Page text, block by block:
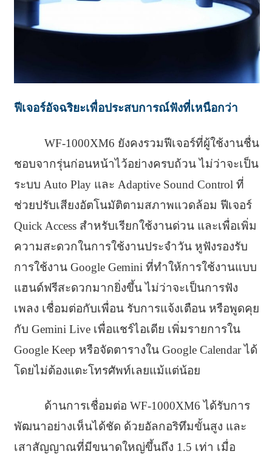
ฟีเจอร์อัจฉริยะเพื่อประสบการณ์ฟังที่เหนือกว่า
WF-1000XM6 ยังคงรวมฟีเจอร์ที่ผู้ใช้งานชื่น
ชอบจากรุ่นก่อนหน้าไว้อย่างครบถ้วน ไม่ว่าจะเป็น
ระบบ Auto Play และ Adaptive Sound Control ที่
ช่วยปรับเสียงอัตโนมัติตามสภาพแวดล้อม ฟีเจอร์
Quick Access สำหรับเรียกใช้งานด่วน และเพื่อเพิ่ม
ความสะดวกในการใช้งานประจำวัน หูฟังรองรับ
การใช้งาน Google Gemini ที่ทำให้การใช้งานแบบ
แฮนด์ฟรีสะดวกมากยิ่งขึ้น ไม่ว่าจะเป็นการฟัง
เพลง เชื่อมต่อกับเพื่อน รับการแจ้งเตือน หรือพูดคุย
กับ Gemini Live เพื่อแชร์ไอเดีย เพิ่มรายการใน
Google Keep หรือจัดตารางใน Google Calendar ได้
โดยไม่ต้องแตะโทรศัพท์เลยแม้แต่น้อย
ด้านการเชื่อมต่อ WF-1000XM6 ได้รับการ
พัฒนาอย่างเห็นได้ชัด ด้วยอัลกอริทึมขั้นสูง และ
เสาสัญญาณที่มีขนาดใหญ่ขึ้นถึง 1.5 เท่า เมื่อ